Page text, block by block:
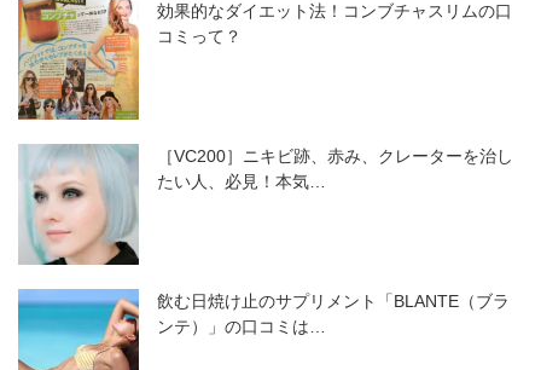
効果的なダイエット法！コンブチャスリムの口
コミって？
［VC200］ニキビ跡、赤み、クレーターを治し
たい人、必見！本気…
飲む日焼け止のサプリメント「BLANTE（ブラ
ンテ）」の口コミは…